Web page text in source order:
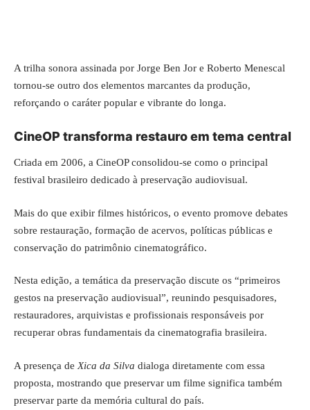
A trilha sonora assinada por Jorge Ben Jor e Roberto Menescal
tornou-se outro dos elementos marcantes da produção,
reforçando o caráter popular e vibrante do longa.
CineOP transforma restauro em tema central
Criada em 2006, a CineOP consolidou-se como o principal
festival brasileiro dedicado à preservação audiovisual.
Mais do que exibir filmes históricos, o evento promove debates
sobre restauração, formação de acervos, políticas públicas e
conservação do patrimônio cinematográfico.
Nesta edição, a temática da preservação discute os “primeiros
gestos na preservação audiovisual”, reunindo pesquisadores,
restauradores, arquivistas e profissionais responsáveis por
recuperar obras fundamentais da cinematografia brasileira.
A presença de Xica da Silva dialoga diretamente com essa
proposta, mostrando que preservar um filme significa também
preservar parte da memória cultural do país.